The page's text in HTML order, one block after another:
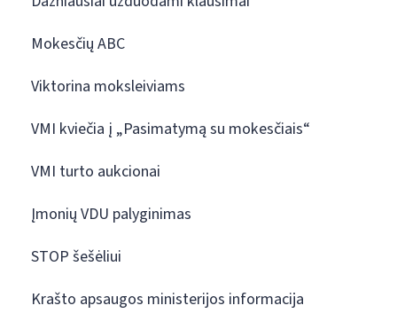
Mokesčių ABC
Viktorina moksleiviams
VMI kviečia į „Pasimatymą su mokesčiais“
VMI turto aukcionai
Įmonių VDU palyginimas
STOP šešėliui
Krašto apsaugos ministerijos informacija